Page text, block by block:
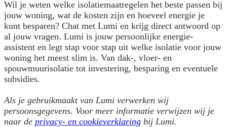
Wil je weten welke isolatiemaatregelen het beste passen bij
jouw woning, wat de kosten zijn en hoeveel energie je
kunt besparen? Chat met Lumi en krijg direct antwoord op
al jouw vragen. Lumi is jouw persoonlijke energie-
assistent en legt stap voor stap uit welke isolatie voor jouw
woning het meest slim is. Van dak-, vloer- en
spouwmuurisolatie tot investering, besparing en eventuele
subsidies.
Als je gebruikmaakt van Lumi verwerken wij
persoonsgegevens. Voor meer informatie verwijzen wij je
naar de privacy- en cookieverklaring bij Lumi.